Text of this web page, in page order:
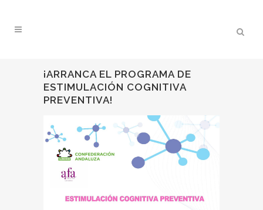
¡ARRANCA EL PROGRAMA DE
ESTIMULACIÓN COGNITIVA
PREVENTIVA!